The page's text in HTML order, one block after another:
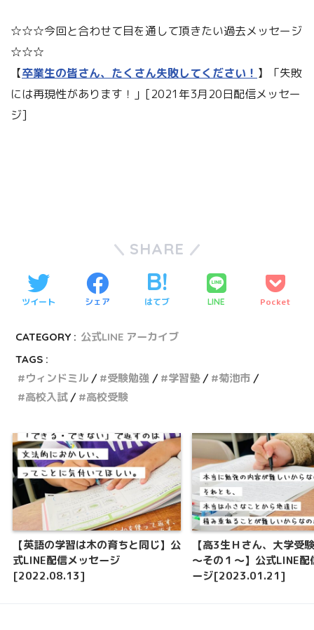
☆☆☆今回と合わせて目を通して頂きたい過去メッセージ
☆☆☆
【卒業生の皆さん、たくさん失敗してください！ 】「失敗
には再現性があります！」[2021年3月20日配信メッセー
ジ]
SHARE
ツイート シェア はてブ LINE Pocket
CATEGORY : 公式LINE アーカイブ
TAGS :
ウィンドミル
受験勉強 学習塾
菊池市
高校入試
高校受験
【英語の学習は木の育ちと同じ】公
式LINE配信メッセージ
[2022.08.13]
【高3生Ｈさん、大学受
～その１～】公式LINE配
ージ[2023.01.21]